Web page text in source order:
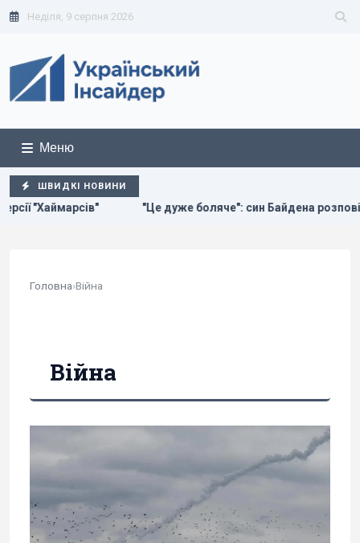
Неділя, 9 серпня 2026
Меню
ШВИДКІ НОВИНИ
боляче": син Байдена розповів про стан здоров’я свого
Головна›Війна
Війна